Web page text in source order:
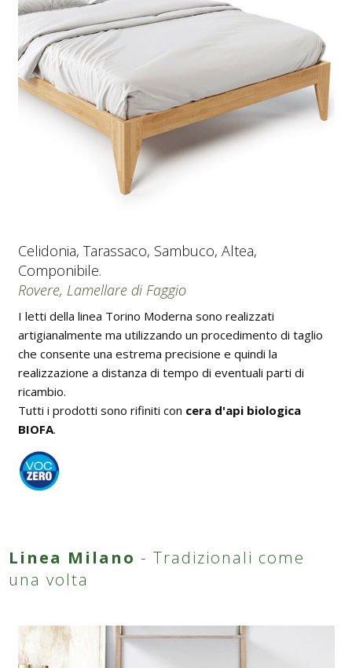
Celidonia, Tarassaco, Sambuco, Altea,
Componibile.
Rovere, Lamellare di Faggio
I letti della linea Torino Moderna sono realizzati
artigianalmente ma utilizzando un procedimento di taglio
che consente una estrema precisione e quindi la
realizzazione a distanza di tempo di eventuali parti di
ricambio.
Tutti i prodotti sono rifiniti con cera d'api biologica
BIOFA.
Linea Milano - Tradizionali come
una volta